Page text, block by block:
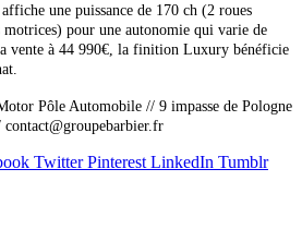
une puissance de 170 ch (2 roues
pour une autonomie qui varie de
vente à 44 990€, la finition Luxury bénéficie
Pôle Automobile // 9 impasse de Pologne
Twitter Pinterest LinkedIn Tumblr